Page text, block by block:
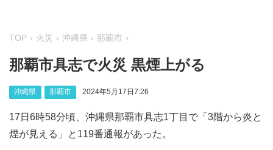
TOP 火災 沖縄県 那覇市
那覇市具志で火災 黒煙上がる
沖縄県 那覇市 2024年5月17日7:26
17日6時58分頃、沖縄県那覇市具志1丁目で「3階から炎と
煙が見える」と119番通報があった。